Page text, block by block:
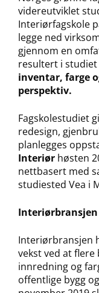
videreutviklet
Interiørfagskole
legge ned
gjennom en
resultert i studiet
inventar, farge
perspektiv.
Fagskolestudiet
redesign,
planlegges
Interiør høsten
nettbasert med
studiested Vea i
Interiørbransjen
vekst ved at
innredning og
offentlige bygg